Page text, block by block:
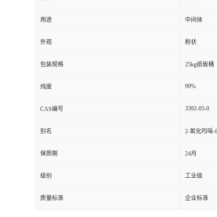
用途 中间体
外观 粉状
包装规格 25kg纸板桶
纯度 99%
CAS编号 3392-05-0
别名 2-氧化吲哚-
保质期 24月
级别 工业级
质量标准 企业标准